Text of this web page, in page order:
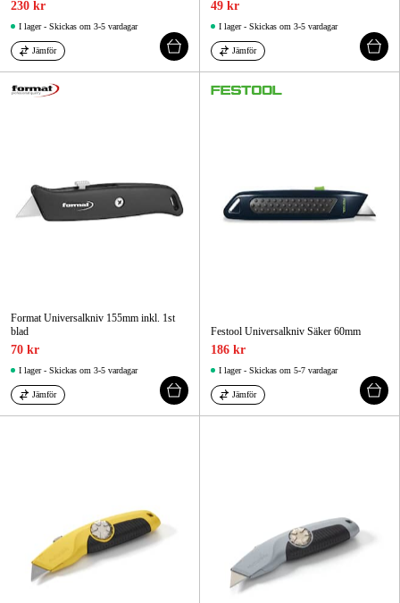
230 kr
I lager - Skickas om 3-5 vardagar
Jämför
49 kr
I lager - Skickas om 3-5 vardagar
Jämför
Format Universalkniv 155mm inkl. 1st
blad
70 kr
I lager - Skickas om 3-5 vardagar
Jämför
Festool Universalkniv Säker 60mm
186 kr
I lager - Skickas om 5-7 vardagar
Jämför